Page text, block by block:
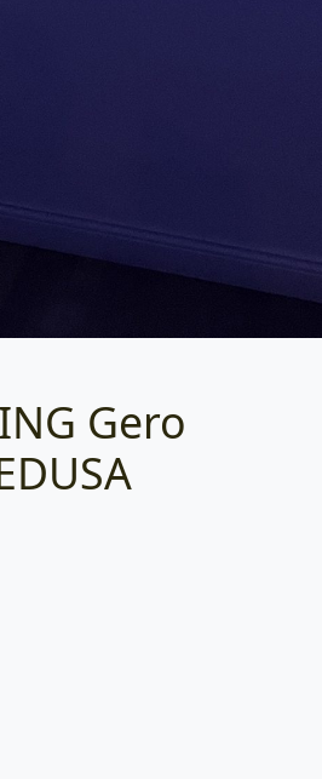
Categories
Gero